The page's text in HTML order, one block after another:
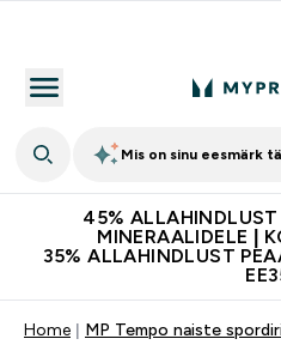
Mis on sinu eesmärk
45%
MINERAALIDELE |
35% ALLAHINDLUST
Home MP Tempo naiste